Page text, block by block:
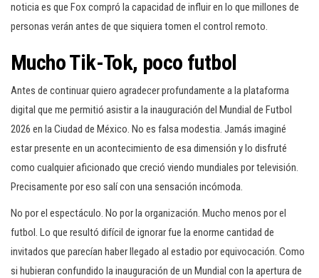
noticia es que Fox compró la capacidad de influir en lo que millones de
personas verán antes de que siquiera tomen el control remoto.
Mucho Tik-Tok, poco futbol
Antes de continuar quiero agradecer profundamente a la plataforma
digital que me permitió asistir a la inauguración del Mundial de Futbol
2026 en la Ciudad de México. No es falsa modestia. Jamás imaginé
estar presente en un acontecimiento de esa dimensión y lo disfruté
como cualquier aficionado que creció viendo mundiales por televisión.
Precisamente por eso salí con una sensación incómoda.
No por el espectáculo. No por la organización. Mucho menos por el
futbol. Lo que resultó difícil de ignorar fue la enorme cantidad de
invitados que parecían haber llegado al estadio por equivocación. Como
si hubieran confundido la inauguración de un Mundial con la apertura de